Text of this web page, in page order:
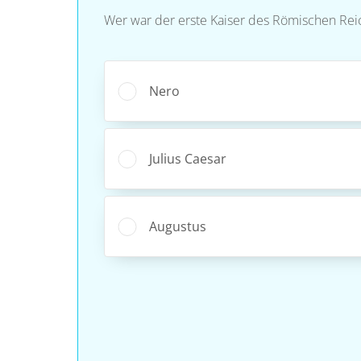
Wer war der erste Kaiser des Römischen
Nero
Julius Caesar
Augustus